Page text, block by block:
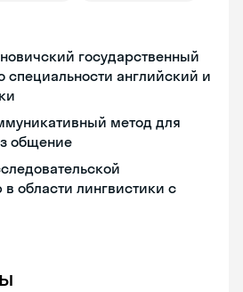
государственный
специальности английский и
метод для
общение
в области лингвистики с